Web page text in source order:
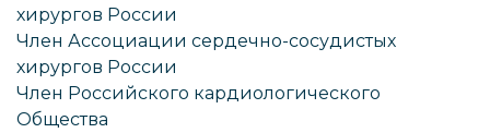
хирургов России
Член Ассоциации сердечно-сосудистых
хирургов России
Член Российского кардиологического
Общества